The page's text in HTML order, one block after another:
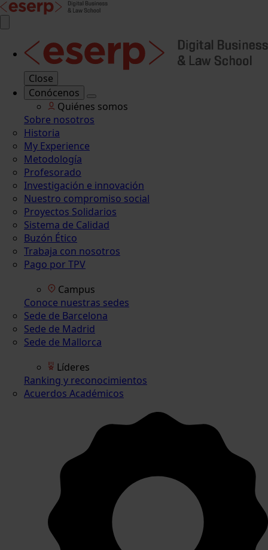
Close
Conócenos
Quiénes somos
Sobre nosotros
Historia
My Experience
Metodología
Profesorado
Investigación e innovación
Nuestro compromiso social
Proyectos Solidarios
Sistema de Calidad
Buzón Ético
Trabaja con nosotros
Pago por TPV
Campus
Conoce nuestras sedes
Sede de Barcelona
Sede de Madrid
Sede de Mallorca
Líderes
Ranking y reconocimientos
Acuerdos Académicos